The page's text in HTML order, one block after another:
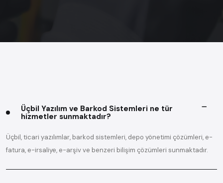
Üçbil Yazılım ve Barkod Sistemleri ne tür
hizmetler sunmaktadır?
Üçbil, ticari yazılımlar, barkod sistemleri, depo yönetimi çözümleri, e-
fatura, e-irsaliye, e-arşiv ve benzeri bilişim çözümleri sunmaktadır.